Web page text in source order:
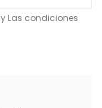
y Las condiciones